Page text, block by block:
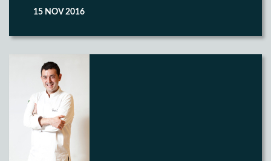
15 NOV 2016